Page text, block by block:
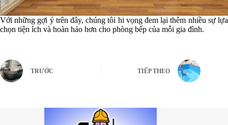
Với những gợi ý trên đây, chúng tôi hi vọng đem lại thêm nhiều sự lựa
chọn tiện ích và hoàn hảo hơn cho phòng bếp của mỗi gia đình.
TRƯỚC TIẾP THEO